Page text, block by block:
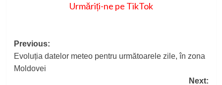
Urmăriți-ne pe TikTok
Post
navigation
Previous:
Evoluția datelor meteo pentru următoarele zile, în zona
Moldovei
Next: